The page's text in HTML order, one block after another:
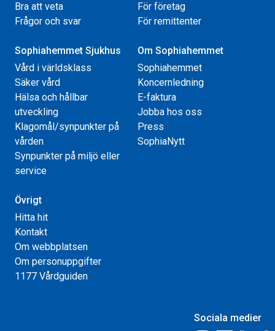
Bra att veta
Frågor och svar
För företag
För remittenter
Sophiahemmet Sjukhus
Vård i världsklass
Säker vård
Hälsa och hållbar
utveckling
Klagomål/synpunkter på
vården
Synpunkter på miljö eller
service
Om Sophiahemmet
Sophiahemmet
Koncernledning
E-faktura
Jobba hos oss
Press
SophiaNytt
Övrigt
Hitta hit
Kontakt
Om webbplatsen
Om personuppgifter
1177 Vårdguiden
Sociala medier